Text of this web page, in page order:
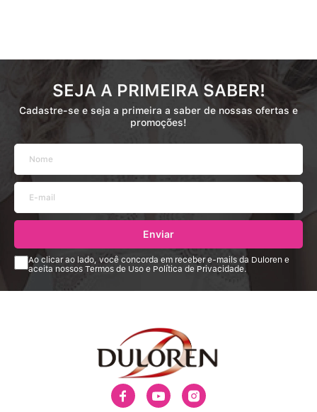
SEJA A PRIMEIRA SABER!
Cadastre-se e seja a primeira a saber de nossas ofertas e
promoções!
Enviar
Ao clicar ao lado, você concorda em receber e-mails da Duloren e
aceita nossos Termos de Uso e Política de Privacidade.